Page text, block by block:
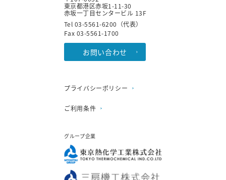
東京都港区赤坂1-11-30
赤坂一丁目センタービル 13F
Tel 03-5561-6200（代表）
Fax 03-5561-1700
お問い合わせ
プライバシーポリシー
ご利用条件
グループ企業